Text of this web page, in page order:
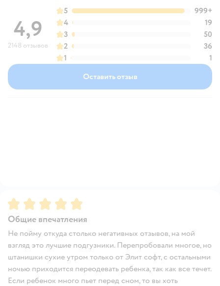
4,9
2148 отзывов
5
999+
4
19
3
50
2
36
1
1
Оставить отзыв
Рейтинг:5
Общие впечатления
Не пойму откуда столько негативных отзывов, на мой
взгляд это лучшие подгузники. Перепробовали многое, но
штанишки сухие утром только от Элит софт, с остальными
ночью приходится переодевать ребенка, так как все течет.
Если ребенок много пьет перед сном, то вы хоть